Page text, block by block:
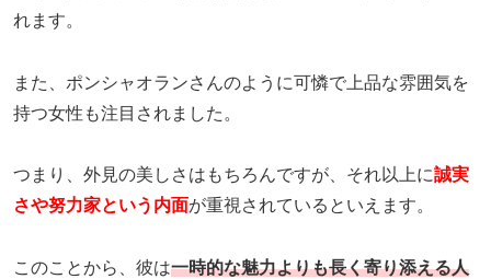
れます。
また、ポンシャオランさんのように可憐で上品な雰囲気を
持つ女性も注目されました。
つまり、外見の美しさはもちろんですが、それ以上に誠実
さや努力家という内面が重視されているといえます。
このことから、彼は一時的な魅力よりも長く寄り添える人